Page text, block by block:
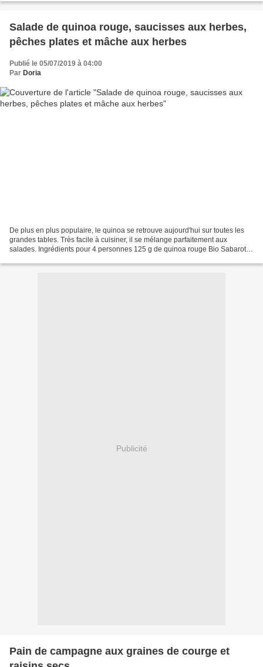
Salade de quinoa rouge, saucisses aux herbes,
pêches plates et mâche aux herbes
Publié le 05/07/2019 à 04:00
Par Doria
De plus en plus populaire, le quinoa se retrouve aujourd'hui sur toutes les
grandes tables. Très facile à cuisiner, il se mélange parfaitement aux
salades. Ingrédients pour 4 personnes 125 g de quinoa rouge Bio Sabarot 4
Publicité
Pain de campagne aux graines de courge et